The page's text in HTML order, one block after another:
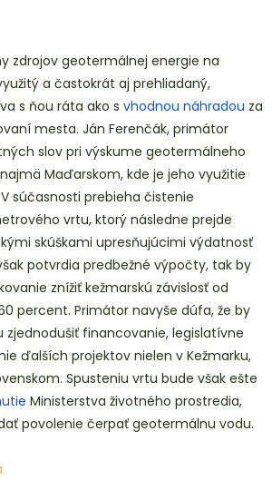
zdrojov geotermálnej energie na
a častokrát aj prehliadaný,
s ňou ráta ako s vhodnou náhradou za
mesta. Ján Ferenčák, primátor
slov pri výskume geotermálneho
Maďarskom, kde je jeho využitie
súčasnosti prebieha čistenie
vrtu, ktorý následne prejde
skúškami upresňujúcimi výdatnosť
potvrdia predbežné výpočty, tak by
znížiť kežmarskú závislosť od
percent. Primátor navyše dúfa, že by
zjednodušiť financovanie, legislatívne
ďalších projektov nielen v Kežmarku,
Spusteniu vrtu bude však ešte
Ministerstva životného prostredia,
povolenie čerpať geotermálnu vodu.